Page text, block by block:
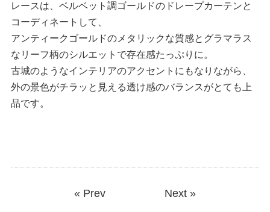
レースは、ベルベット調ゴールドのドレープカーテンと
コーディネートして、
アンティークゴールドのメタリックな質感とグラマラス
なリーフ柄のシルエットで存在感たっぷりに。
古城のようなインテリアのアクセントにもなりながら、
外の景色がチラッと見える透け感のバランスがとても上
品です。
« Prev Next »